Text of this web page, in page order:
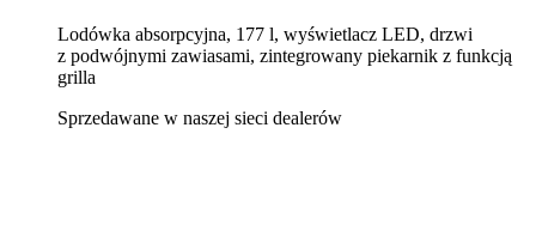
Lodówka absorpcyjna, 177 l, wyświetlacz LED, drzwi
z podwójnymi zawiasami, zintegrowany piekarnik z funkcją
grilla
Sprzedawane w naszej sieci dealerów